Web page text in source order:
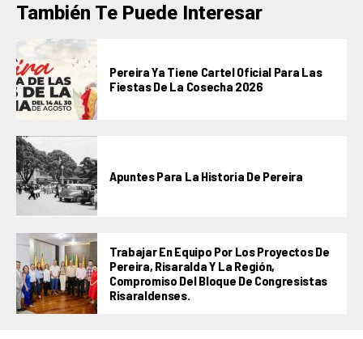
También Te Puede Interesar
Pereira Ya Tiene Cartel Oficial Para Las
Fiestas De La Cosecha 2026
Apuntes Para La Historia De Pereira
Trabajar En Equipo Por Los Proyectos De
Pereira, Risaralda Y La Región,
Compromiso Del Bloque De Congresistas
Risaraldenses.